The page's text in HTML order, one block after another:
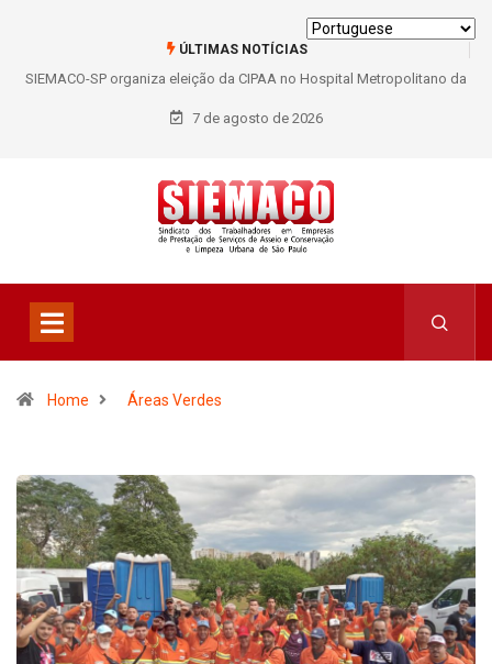
ÚLTIMAS NOTÍCIAS
SIEMACO São Paulo garante mais de 400 benefícios natalidade para
trabalhadores do Asseio em 2026
7 de agosto de 2026
Home Áreas Verdes